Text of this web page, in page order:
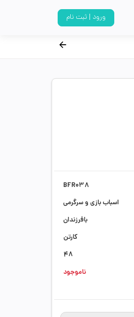
ورود | ثبت نام
BFR038
اسباب بازی و سرگرمی
بافرزندان
کارتن
48
ناموجود